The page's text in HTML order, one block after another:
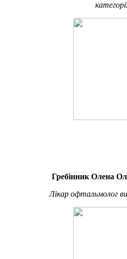
Гребінник Олена
Лікар офтальмолог